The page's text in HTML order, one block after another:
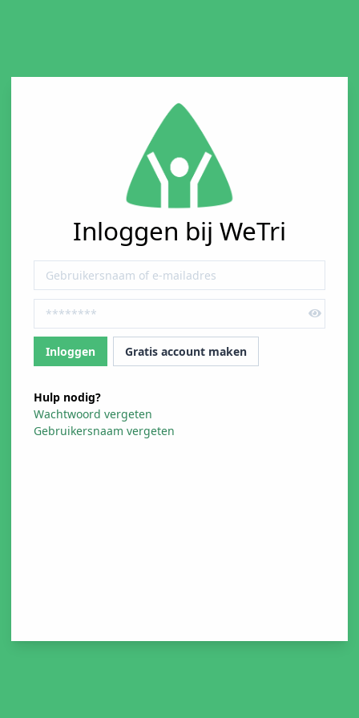
Inloggen bij WeTri
Gratis account maken
Hulp nodig?
Wachtwoord vergeten
Gebruikersnaam vergeten